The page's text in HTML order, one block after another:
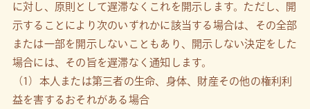
に対し、原則として遅滞なくこれを開示します。ただし、開
示することにより次のいずれかに該当する場合は、その全部
または一部を開示しないこともあり、開示しない決定をした
場合には、その旨を遅滞なく通知します。
（1）本人または第三者の生命、身体、財産その他の権利利
益を害するおそれがある場合